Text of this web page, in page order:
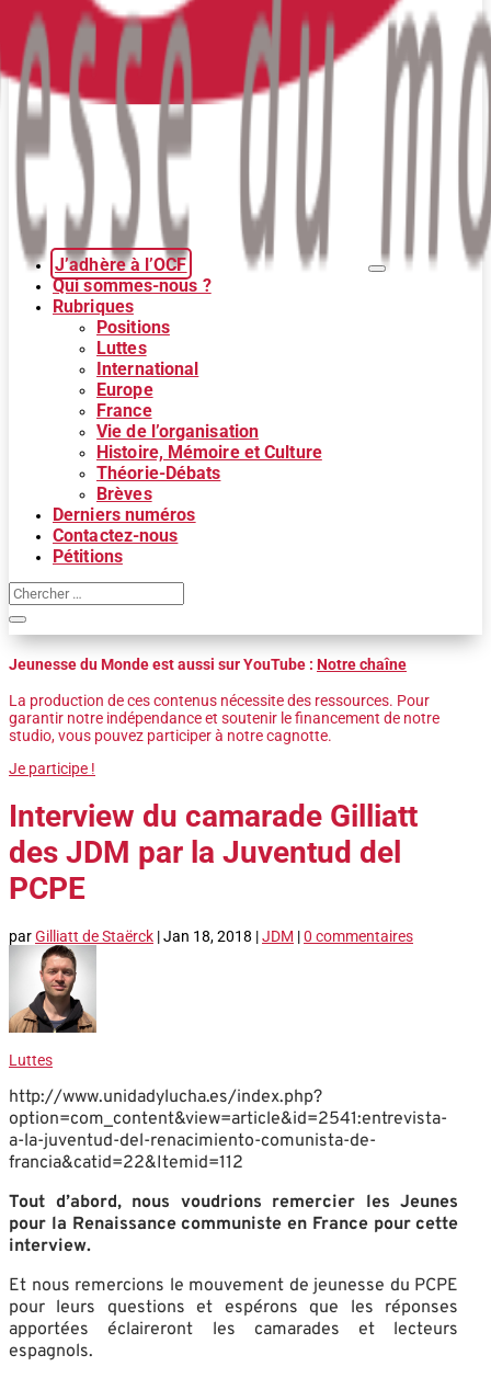
J’adhère à l’OCF
Qui sommes-nous ?
Rubriques
Positions
Luttes
International
Europe
France
Vie de l’organisation
Histoire, Mémoire et Culture
Théorie-Débats
Brèves
Derniers numéros
Contactez-nous
Pétitions
Jeunesse du Monde est aussi sur YouTube : Notre chaîne
La production de ces contenus nécessite des ressources. Pour
garantir notre indépendance et soutenir le financement de notre
studio, vous pouvez participer à notre cagnotte.
Je participe !
Interview du camarade Gilliatt
des JDM par la Juventud del
PCPE
parGilliatt de Staërck |Jan 18, 2018 |JDM |0 commentaires
Luttes
http://www.unidadylucha.es/index.php?
option=com_content&view=article&id=2541:entrevista-
a-la-juventud-del-renacimiento-comunista-de-
francia&catid=22&Itemid=112
Tout d’abord, nous voudrions remercier les Jeunes
pour la Renaissance communiste en France pour cette
interview.
Et nous remercions le mouvement de jeunesse du PCPE
pour leurs questions et espérons que les réponses
apportées éclaireront les camarades et lecteurs
espagnols.